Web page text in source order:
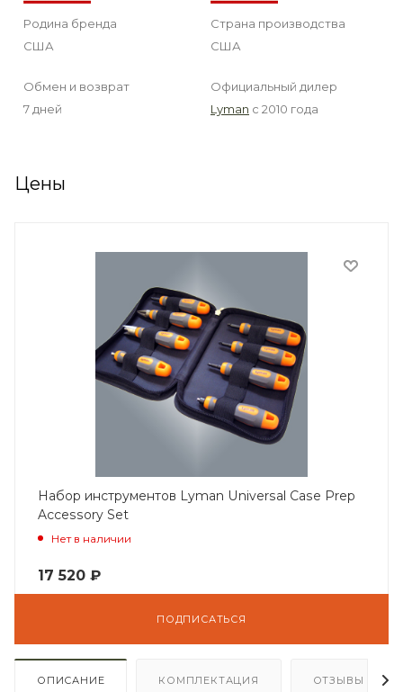
Родина бренда
США
Страна производства
США
Обмен и возврат
7 дней
Официальный дилер
Lyman с 2010 года
Цены
Набор инструментов Lyman Universal Case Prep
Accessory Set
Нет в наличии
17 520 ₽
ПОДПИСАТЬСЯ
ОПИСАНИЕ КОМПЛЕКТАЦИЯ ОТЗЫВЫ